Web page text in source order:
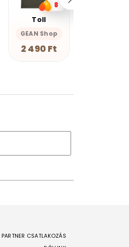
5
Magnolion Merch
4 190 Ft
PARTNER CSATLAKOZÁS